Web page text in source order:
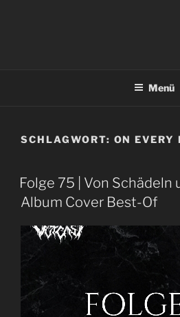
Menü
SCHLAGWORT: ON EVERY
Folge 75 | Von Schädeln
Album Cover Best-Of